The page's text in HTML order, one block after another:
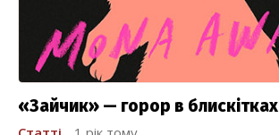
«Зайчик» — горор в блискітках